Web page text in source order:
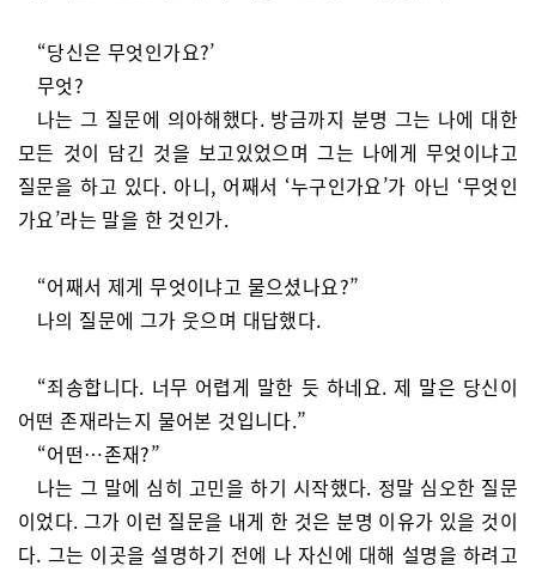
“당신은 무엇인가요?’
무엇?
나는 그 질문에 의아해했다. 방금까지 분명 그는 나에 대한
모든 것이 담긴 것을 보고있었으며 그는 나에게 무엇이냐고
질문을 하고 있다. 아니, 어째서 ‘누구인가요’가 아닌 ‘무엇인
가요’라는 말을 한 것인가.
“어째서 제게 무엇이냐고 물으셨나요?”
나의 질문에 그가 웃으며 대답했다.
“죄송합니다. 너무 어렵게 말한 듯 하네요. 제 말은 당신이
어떤 존재라는지 물어본 것입니다.”
“어떤…존재?”
나는 그 말에 심히 고민을 하기 시작했다. 정말 심오한 질문
이었다. 그가 이런 질문을 내게 한 것은 분명 이유가 있을 것이
다. 그는 이곳을 설명하기 전에 나 자신에 대해 설명을 하려고